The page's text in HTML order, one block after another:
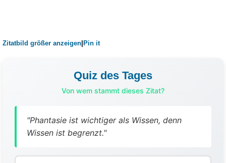
Zitatbild größer anzeigen Pin it
Quiz des Tages
Von wem stammt dieses Zitat?
"Phantasie ist wichtiger als Wissen, denn
Wissen ist begrenzt."